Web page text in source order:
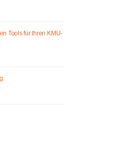
Tools für Ihren KMU-